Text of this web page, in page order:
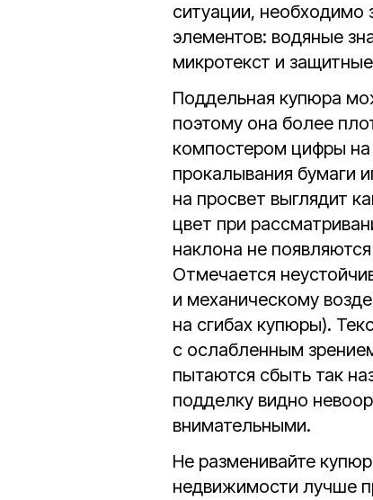
ситуации, необходимо
элементов: водяные
микротекст и
Поддельная купюра
поэтому она более
компостером цифры
прокалывания бумаги
на просвет выглядит
цвет при
наклона не
Отмечается
и механическому
на сгибах купюры).
с ослабленным
пытаются сбыть так
подделку видно
внимательными.
Не разменивайте
недвижимости лучше